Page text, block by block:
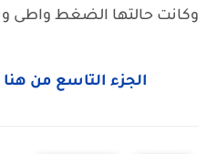
وكانت حالتها الضغط واطى
الجزء التاسع من هنا